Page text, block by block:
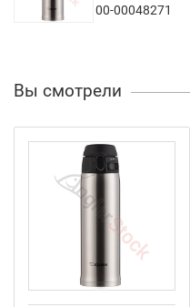
00-00048271
Вы смотрели